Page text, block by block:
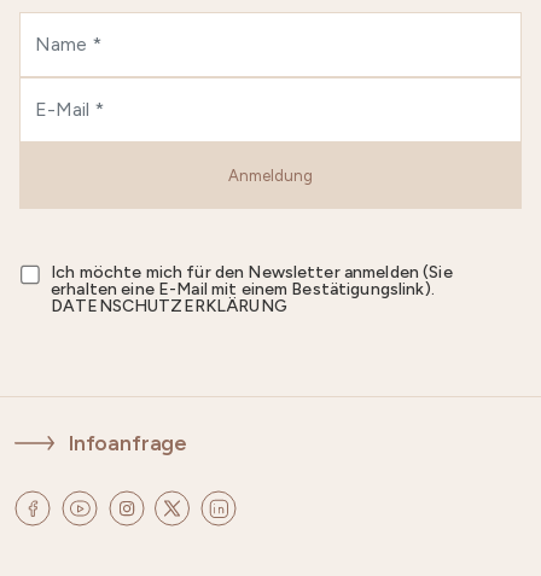
Anmeldung
Ich möchte mich für den Newsletter anmelden (Sie
erhalten eine E-Mail mit einem Bestätigungslink).
DATENSCHUTZERKLÄRUNG
Infoanfrage